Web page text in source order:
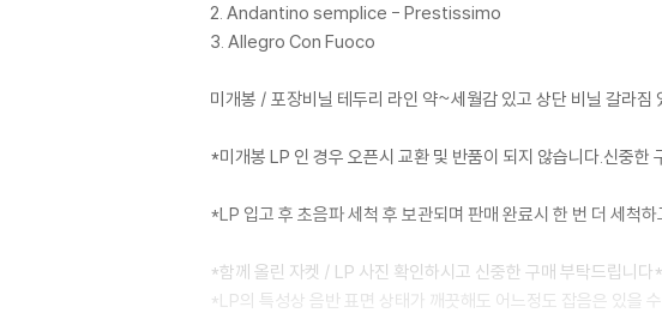
2. Andantino semplice - Prestissimo
3. Allegro Con Fuoco
미개봉 / 포장비닐 테두리 라인 약~세월감 있고 상단 비닐 갈라짐
*미개봉 LP 인 경우 오픈시 교환 및 반품이 되지 않습니다.신중
*LP 입고 후 초음파 세척 후 보관되며 판매 완료시 한 번 더 세척
*함께 올린 자켓 / LP 사진 확인하시고 신중한 구매 부탁드립니다*
*LP의 특성상 음반 표면 상태가 깨끗해도 어느정도 잡음은 있을